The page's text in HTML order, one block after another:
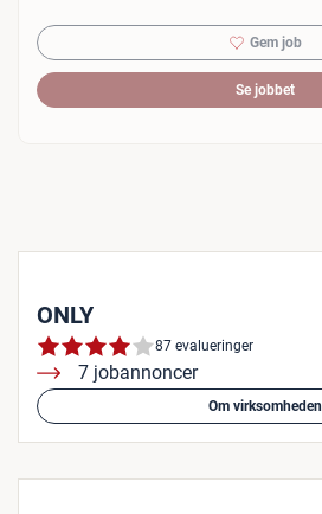
Gem job
Se jobbet
ONLY
87 evalueringer
7 jobannoncer
Om virksomheden